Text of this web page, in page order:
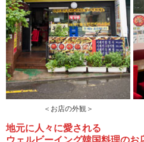
＜お店の外観＞
地元に人々に愛される
ウェルビーイング韓国料理のお